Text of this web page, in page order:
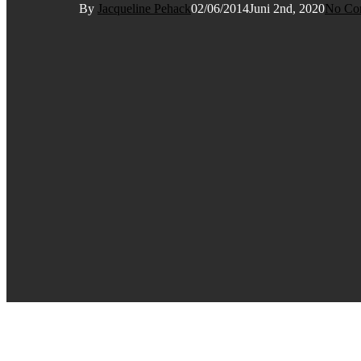
By Jacqueline Pehack02/06/2014Juni 2nd, 2020No